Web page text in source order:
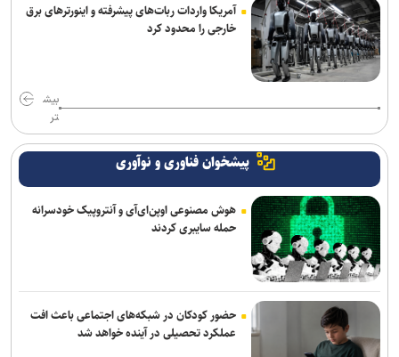
آمریکا واردات ربات‌های پیشرفته و اینورترهای برق
خارجی را محدود کرد
بیش
تر
پیشخوان فناوری و نوآوری
هوش مصنوعی اوپن‌ای‌آی و آنتروپیک خودسرانه
حمله سایبری کردند
حضور کودکان در شبکه‌های اجتماعی باعث افت
عملکرد تحصیلی در آینده خواهد شد